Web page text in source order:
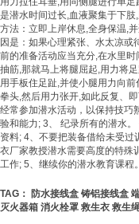
是潜水时间过长,血液聚集于下
方法：立即上岸休息,全身保温
因是：如果心理紧张、水太凉
前的准备活动应当充分,在水里
抽筋,那就马上将腿屈起,用力将
用手板住足趾,并使小腿用力向
拳头,然后用力张开,如此反复、
经常参加潜水活动，以保持技巧
验和能力; 3、 纪录所有的潜水
资料; 4、不要把装备借给未受过
衣厂家教授潜水需要高度的特殊
工作; 5、继续你的潜水教育课程
TAG： 防水接线盒 铸铝接线盒
灭火器箱 消火栓罩 救生衣 救生